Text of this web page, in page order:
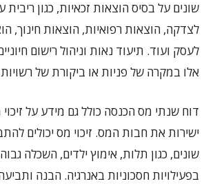
שונים על בסיס הוצאות זכאיות, כגון
לצדקה, הוצאות רפואיות, הוצאות חינוך,
לעסק ועוד. תיעוד נאות וניהול רישום
אלו במקרה של פניות או ביקורת של
דוח שנתי מס הכנסה כולל גם מידע על
ישירות את חבות המס. זיכוי מס יכולים
שונים, כגון תלות, אימוץ ילדים, השכלה
בפעילויות חסכוניות באנרגיה. הבנה